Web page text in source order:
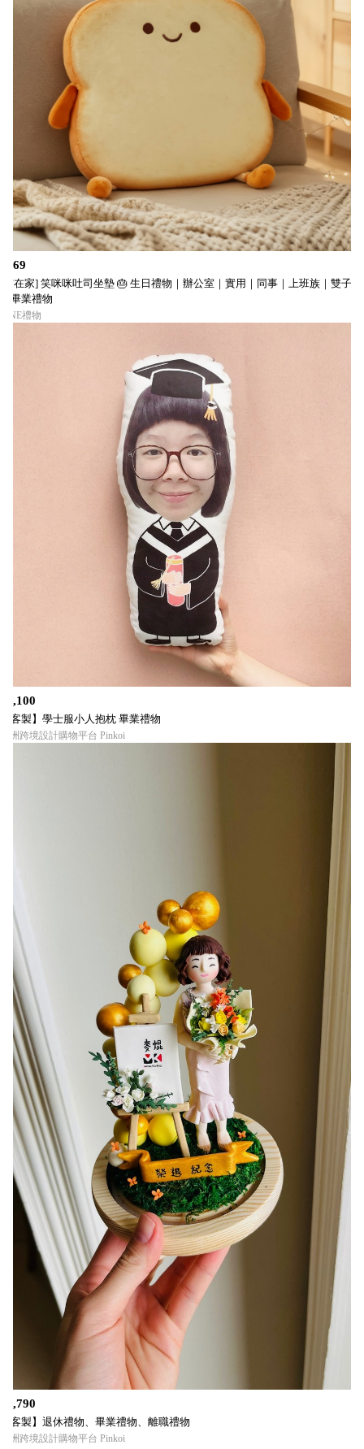
$569
[窩在家] 笑咪咪吐司坐墊 🎂 生日禮物｜辦公室｜實用｜同事｜上班族｜雙子座
｜畢業禮物
LINE禮物
$1,100
【客製】學士服小人抱枕 畢業禮物
亞洲跨境設計購物平台 Pinkoi
$3,790
【客製】退休禮物、畢業禮物、離職禮物
亞洲跨境設計購物平台 Pinkoi